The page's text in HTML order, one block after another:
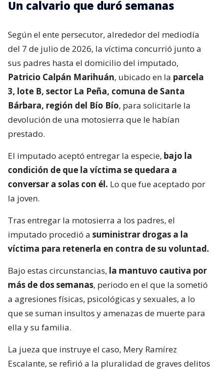
Un calvario que duró semanas
Según el ente persecutor, alrededor del mediodía
del 7 de julio de 2026, la víctima concurrió junto a
sus padres hasta el domicilio del imputado,
Patricio Calpán Marihuán, ubicado en la parcela
3, lote B, sector La Peña, comuna de Santa
Bárbara, región del Bío Bío, para solicitarle la
devolución de una motosierra que le habían
prestado.
El imputado aceptó entregar la especie, bajo la
condición de que la víctima se quedara a
conversar a solas con él. Lo que fue aceptado por
la joven.
Tras entregar la motosierra a los padres, el
imputado procedió a suministrar drogas a la
víctima para retenerla en contra de su voluntad.
Bajo estas circunstancias, la mantuvo cautiva por
más de dos semanas, periodo en el que la sometió
a agresiones físicas, psicológicas y sexuales, a lo
que se suman insultos y amenazas de muerte para
ella y su familia.
La jueza que instruye el caso, Mery Ramírez
Escalante, se refirió a la pluralidad de graves delitos